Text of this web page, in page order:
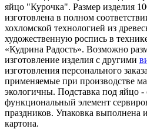
яйцо "Курочка". Размер изделия
изготовлена в полном
хохломской технологией из
художественную роспись в
«Кудрина Радость». Возможно
изготовление изделия с другими
изготовления персонального
применяемые при производстве
экологичны. Подставка под яйцо -
функциональный элемент
праздников. Упаковка выполнена
картона.